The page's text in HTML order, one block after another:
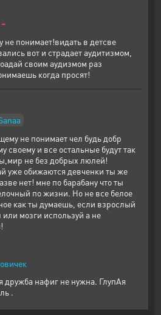
-
не понимает!видать в детсве
вот и страдает аудитизмом,
своим аудизмом раз
когда просят!
не понимает чел будь добр
своему и все остальные будут так
не без добрых люлей!
уже обижаются девченки ты же
нет! мне по барабану что ты
по жизни. Но не все белое
как ты думаешь, если взрослый
или мозги используй а не
дружба нафиг не нужна. ГлупАя
.